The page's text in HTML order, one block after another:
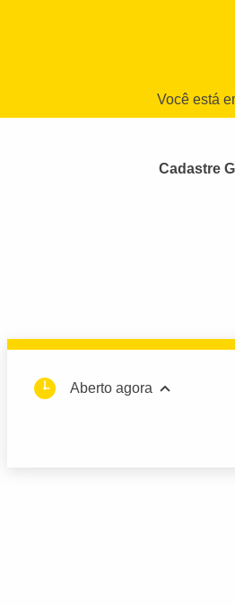
Você está
Cadastre
Aberto agora